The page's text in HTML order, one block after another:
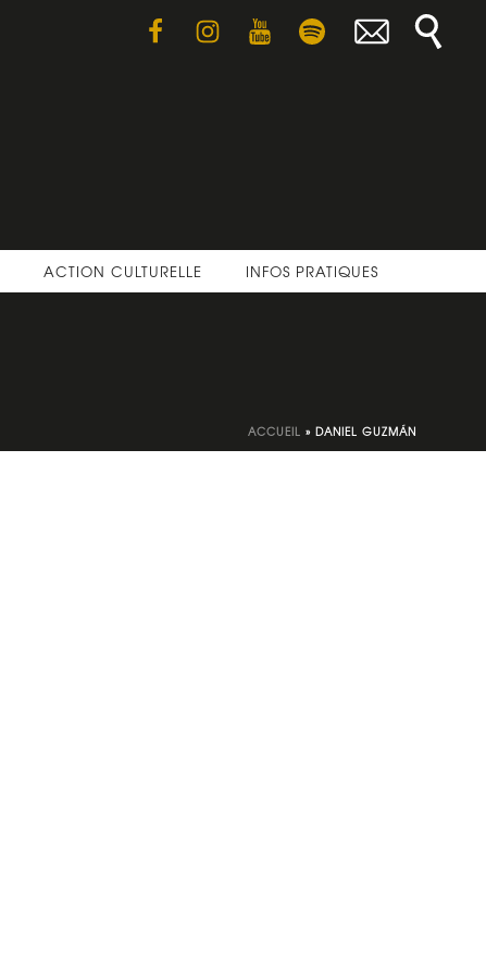
ACTION CULTURELLE INFOS PRATIQUES
ACCUEIL » DANIEL GUZMÁN